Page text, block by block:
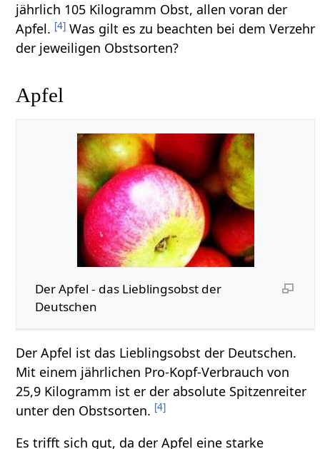
jährlich 105 Kilogramm Obst, allen voran der
Apfel. [4] Was gilt es zu beachten bei dem Verzehr
der jeweiligen Obstsorten?
Apfel
Der Apfel - das Lieblingsobst der
Deutschen
Der Apfel ist das Lieblingsobst der Deutschen.
Mit einem jährlichen Pro-Kopf-Verbrauch von
25,9 Kilogramm ist er der absolute Spitzenreiter
unter den Obstsorten. [4]
Es trifft sich gut, da der Apfel eine starke